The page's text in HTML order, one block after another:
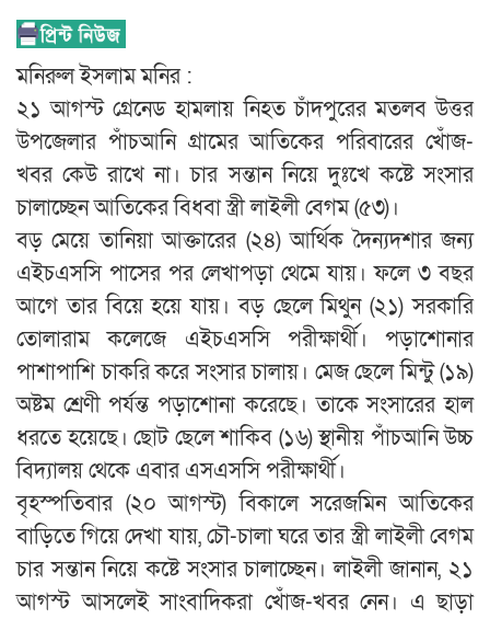
মনিরুল ইসলাম মনির :
২১ আগস্ট গ্রেনেড হামলায় নিহত চাঁদপুরের মতলব উত্তর
উপজেলার পাঁচআনি গ্রামের আতিকের পরিবারের খোঁজ-
খবর কেউ রাখে না। চার সন্তান নিয়ে দুঃখে কষ্টে সংসার
চালাচ্ছেন আতিকের বিধবা স্ত্রী লাইলী বেগম (৫৩)।
বড় মেয়ে তানিয়া আক্তারের (২৪) আর্থিক দৈন্যদশার জন্য
এইচএসসি পাসের পর লেখাপড়া থেমে যায়। ফলে ৩ বছর
আগে তার বিয়ে হয়ে যায়। বড় ছেলে মিথুন (২১) সরকারি
তোলারাম কলেজে এইচএসসি পরীক্ষার্থী। পড়াশোনার
পাশাপাশি চাকরি করে সংসার চালায়। মেজ ছেলে মিন্টু (১৯)
অষ্টম শ্রেণী পর্যন্ত পড়াশোনা করেছে। তাকে সংসারের হাল
ধরতে হয়েছে। ছোট ছেলে শাকিব (১৬) স্থানীয় পাঁচআনি উচ্চ
বিদ্যালয় থেকে এবার এসএসসি পরীক্ষার্থী।
বৃহস্পতিবার (২০ আগস্ট) বিকালে সরেজমিন আতিকের
বাড়িতে গিয়ে দেখা যায়, চৌ-চালা ঘরে তার স্ত্রী লাইলী বেগম
চার সন্তান নিয়ে কষ্টে সংসার চালাচ্ছেন। লাইলী জানান, ২১
আগস্ট আসলেই সাংবাদিকরা খোঁজ-খবর নেন। এ ছাড়া